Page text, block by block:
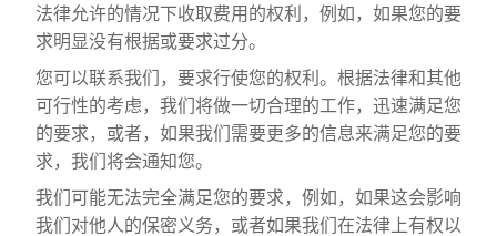
法律允许的情况下收取费用的权利，例如，如果您的要
求明显没有根据或要求过分。
您可以联系我们，要求行使您的权利。根据法律和其他
可行性的考虑，我们将做一切合理的工作，迅速满足您
的要求，或者，如果我们需要更多的信息来满足您的要
求，我们将会通知您。
我们可能无法完全满足您的要求，例如，如果这会影响
我们对他人的保密义务，或者如果我们在法律上有权以